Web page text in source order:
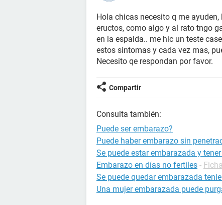
Hola chicas necesito q me
eructos, como algo y al rato tngo
en la espalda.. me hic un teste
estos sintomas y cada vez mas,
Necesito qe respondan por favor.
Compartir
Consulta también:
Puede ser embarazo?
Puede haber embarazo sin
Se puede estar embarazada y
Embarazo en días no fertiles -
Se puede quedar embarazada
Una mujer embarazada puede